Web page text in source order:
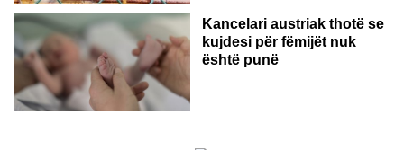
Kancelari austriak thotë se
kujdesi për fëmijët nuk
është punë